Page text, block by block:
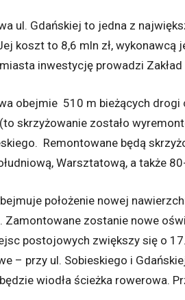
ul. Gdańskiej to jedna z
koszt to 8,6 mln zł, wykonawcą
inwestycję prowadzi Zakład
obejmie 510 m bieżących
skrzyżowanie zostało
Remontowane będą
Warsztatową, a także
położenie nowej
Zamontowane zostanie nowe
postojowych zwiększy się o
– przy ul. Sobieskiego i
wiodła ścieżka rowerowa.